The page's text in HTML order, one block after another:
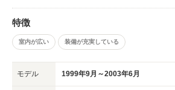
特徴
室内が広い 装備が充実している
モデル 1999年9月～2003年6月